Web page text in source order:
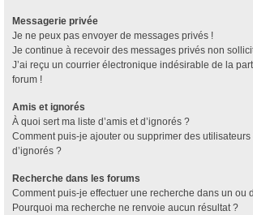
Messagerie privée
Je ne peux pas envoyer de messages privés !
Je continue à recevoir des messages privés non
J’ai reçu un courrier électronique indésirable de la
forum !
Amis et ignorés
À quoi sert ma liste d’amis et d’ignorés ?
Comment puis-je ajouter ou supprimer des utilisateurs
d’ignorés ?
Recherche dans les forums
Comment puis-je effectuer une recherche dans un ou
Pourquoi ma recherche ne renvoie aucun résultat ?